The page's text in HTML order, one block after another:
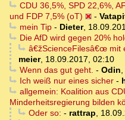
CDU 36,5%, SPD 22,6%,
und FDP 7,5% (oT)
-
mein Tip- Dieter,
Die AfD wird gegen 20%
â€žScienceFilesâ€œ mit
meier, 18.09.2017, 02:10
Wenn das gut geht. - Odin,
Ich weiß nur eines sicher-
allgemein: Koalition aus
Minderheitsregierung bilden
Oder so: - rattrap,